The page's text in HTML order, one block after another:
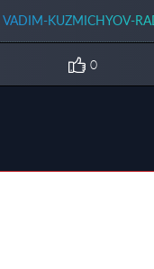
VADIM-KUZMICHYOV-
0